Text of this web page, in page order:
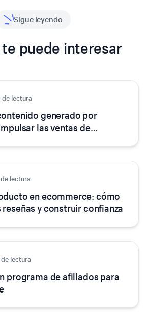
Sigue leyendo
te puede interesar
de lectura
generado por
las ventas de
lectura
en ecommerce: cómo
y construir confianza
lectura
programa de afiliados para